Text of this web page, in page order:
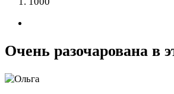
Очень разочарована в